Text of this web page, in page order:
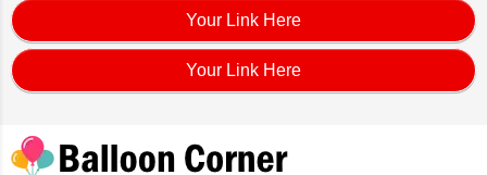
Your Link Here
Your Link Here